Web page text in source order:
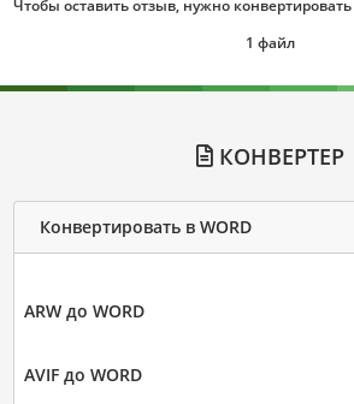
Чтобы оставить отзыв, нужно
1 файл
КОНВЕРТЕР
Конвертировать в WORD
ARW до WORD
AVIF до WORD